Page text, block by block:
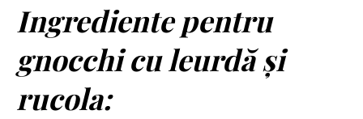
Ingrediente pentru
gnocchi cu leurdă și
rucola: